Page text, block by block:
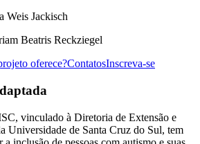
Weis Jackisch
Beatris Reckziegel
oferece?ContatosInscreva-se
vinculado à Diretoria de Extensão e
Universidade de Santa Cruz do Sul, tem